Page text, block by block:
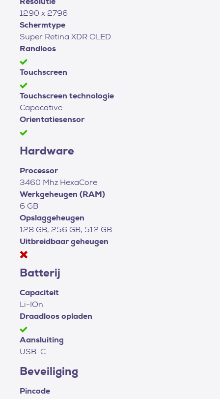
1290 x 2796
Schermtype
Super Retina XDR OLED
Randloos
Touchscreen
Touchscreen technologie
Capacative
Orientatiesensor
Hardware
Processor
3460 Mhz HexaCore
Werkgeheugen (RAM)
6 GB
Opslaggeheugen
128 GB, 256 GB, 512 GB
Uitbreidbaar geheugen
Batterij
Capaciteit
Li-IOn
Draadloos opladen
Aansluiting
USB-C
Beveiliging
Pincode